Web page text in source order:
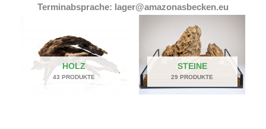
Terminabsprache: lager@amazonasbecken.eu
HOLZ
43 PRODUKTE
STEINE
29 PRODUKTE